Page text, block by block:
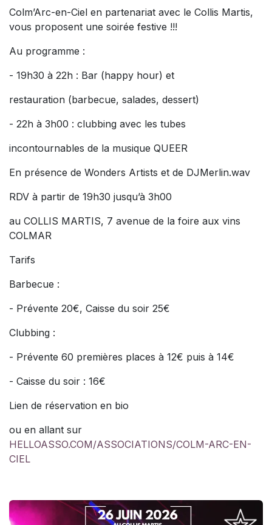
Colm’Arc-en-Ciel en partenariat avec le Collis Martis,
vous proposent une soirée festive !!!
Au programme :
- 19h30 à 22h : Bar (happy hour) et
restauration (barbecue, salades, dessert)
- 22h à 3h00 : clubbing avec les tubes
incontournables de la musique QUEER
En présence de Wonders Artists et de DJMerlin.wav
RDV à partir de 19h30 jusqu’à 3h00
au COLLIS MARTIS, 7 avenue de la foire aux vins
COLMAR
Tarifs
Barbecue :
- Prévente 20€, Caisse du soir 25€
Clubbing :
- Prévente 60 premières places à 12€ puis à 14€
- Caisse du soir : 16€
Lien de réservation en bio
ou en allant sur
HELLOASSO.COM/ASSOCIATIONS/COLM-ARC-EN-
CIEL